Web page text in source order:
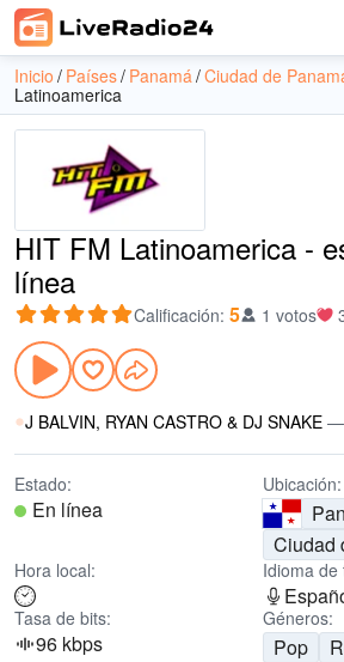
Inicio Países Panamá Ciudad de
Latinoamerica
HIT FM Latinoamerica -
línea
Calificación: 5 1 votos
J BALVIN, RYAN CASTRO & DJ SNAKE —
Estado:
En línea
Ubicación:
Ciudad
Hora local: Idioma de
Tasa de bits:
96 kbps
Géneros:
Pop